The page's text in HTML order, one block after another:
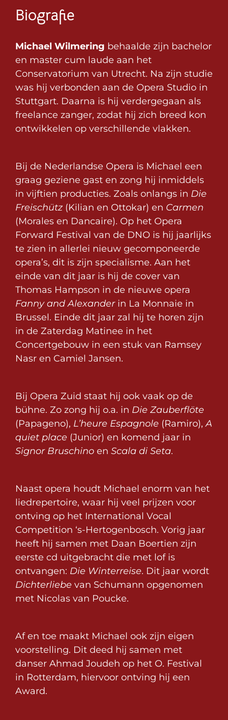
Biografie
Michael Wilmering behaalde zijn bachelor
en master cum laude aan het
Conservatorium van Utrecht. Na zijn studie
was hij verbonden aan de Opera Studio in
Stuttgart. Daarna is hij verdergegaan als
freelance zanger, zodat hij zich breed kon
ontwikkelen op verschillende vlakken.
Bij de Nederlandse Opera is Michael een
graag geziene gast en zong hij inmiddels
in vijftien producties. Zoals onlangs in Die
Freischütz (Kilian en Ottokar) en Carmen
(Morales en Dancaire). Op het Opera
Forward Festival van de DNO is hij jaarlijks
te zien in allerlei nieuw gecomponeerde
opera’s, dit is zijn specialisme. Aan het
einde van dit jaar is hij de cover van
Thomas Hampson in de nieuwe opera
Fanny and Alexanderin La Monnaie in
Brussel. Einde dit jaar zal hij te horen zijn
in de Zaterdag Matinee in het
Concertgebouw in een stuk van Ramsey
Nasr en Camiel Jansen.
Bij Opera Zuid staat hij ook vaak op de
bühne. Zo zong hij o.a. in Die Zauberflöte
(Papageno), L’heure Espagnole (Ramiro),A
quiet place (Junior) en komend jaar in
Signor Bruschino en Scala di Seta.
Naast opera houdt Michael enorm van het
liedrepertoire, waar hij veel prijzen voor
ontving op het International Vocal
Competition ‘s-Hertogenbosch. Vorig jaar
heeft hij samen met Daan Boertien zijn
eerste cd uitgebracht die met lof is
ontvangen: Die Winterreise. Dit jaar wordt
Dichterliebe van Schumann opgenomen
met Nicolas van Poucke.
Af en toe maakt Michael ook zijn eigen
voorstelling. Dit deed hij samen met
danser Ahmad Joudeh op het O. Festival
in Rotterdam, hiervoor ontving hij een
Award.